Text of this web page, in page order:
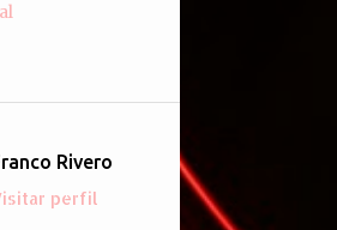
Rivero
perfil